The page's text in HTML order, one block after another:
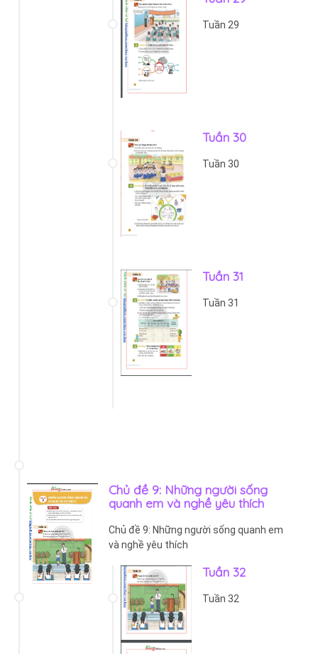
Tuần 29
Tuần 30
Tuần 30
Tuần 31
Tuần 31
Chủ đề 9: Những người sống
quanh em và nghề yêu thích
Chủ đề 9: Những người sống quanh em
và nghề yêu thích
Tuần 32
Tuần 32